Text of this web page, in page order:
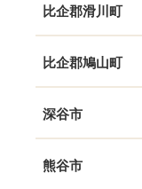
比企郡滑川町
比企郡鳩山町
深谷市
熊谷市